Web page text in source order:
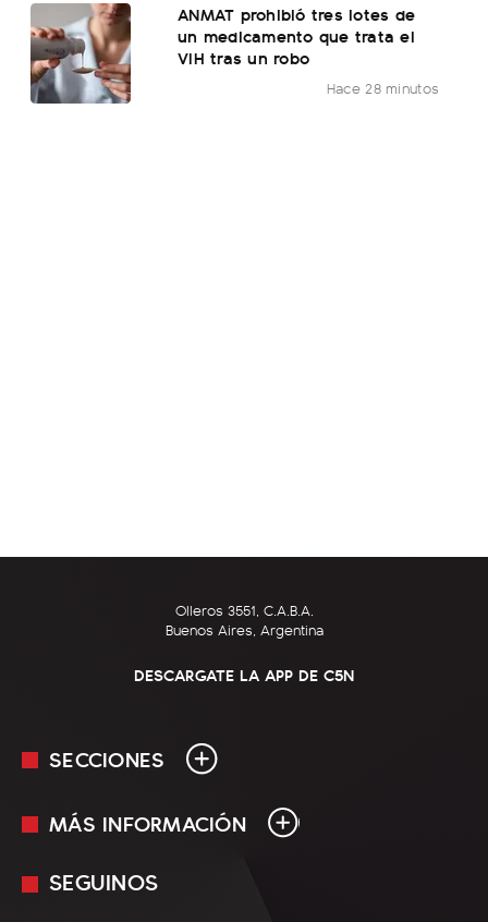
ANMAT prohibió tres lotes de
un medicamento que trata el
VIH tras un robo
Hace 28 minutos
Olleros 3551, C.A.B.A.
Buenos Aires, Argentina
DESCARGATE LA APP DE C5N
SECCIONES
En Vivo
MÁS INFORMACIÓN
Mediakit
SEGUINOS